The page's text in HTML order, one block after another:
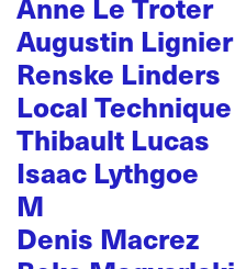
Augustin Lignier
Renske Linders
Local Technique
Thibault Lucas
Isaac Lythgoe
M
Denis Macrez